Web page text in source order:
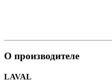
О производителе
LAVAL